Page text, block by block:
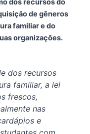
dos recursos do
de gêneros
familiar e do
organizações.
dos recursos
familiar, a lei
frescos,
nas
e